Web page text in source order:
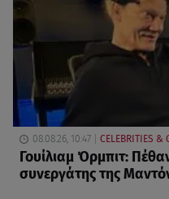
08.08.26, 10:47 CELEBRITIES &
Γουίλιαμ Όρμπιτ:
συνεργάτης της